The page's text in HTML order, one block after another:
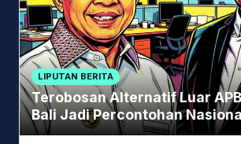
LIPUTAN BERITA
Terobosan Alternatif Luar
Bali Jadi Percontohan
Pembiayaan Daerah